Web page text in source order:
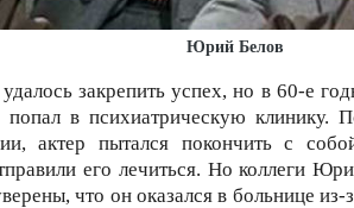
Юрий Белов
закрепить успех, но в 60-е
в психиатрическую клинику.
актер пытался покончить с
его лечиться. Но коллеги
что он оказался в больнице из-